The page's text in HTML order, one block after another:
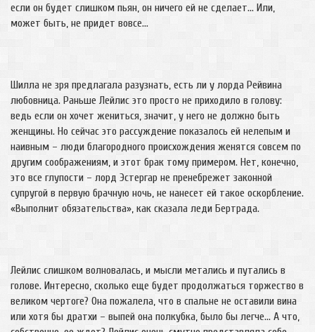
если он будет слишком пьян, он ничего ей не сделает… Или,
может быть, не придет вовсе…
Шилла не зря предлагала разузнать, есть ли у лорда Рейвина
любовница. Раньше Лейлис это просто не приходило в голову:
ведь если он хочет жениться, значит, у него не должно быть
женщины. Но сейчас это рассуждение показалось ей нелепым и
наивным – люди благородного происхождения женятся совсем по
другим соображениям, и этот брак тому примером. Нет, конечно,
это все глупости – лорд Эстергар не пренебрежет законной
супругой в первую брачную ночь, не нанесет ей такое оскорбление.
«Выполнит обязательства», как сказала леди Бертрада.
Лейлис слишком волновалась, и мысли метались и путались в
голове. Интересно, сколько еще будет продолжаться торжество в
великом чертоге? Она пожалела, что в спальне не оставили вина
или хотя бы дратхи – выпей она полкубка, было бы легче... А что,